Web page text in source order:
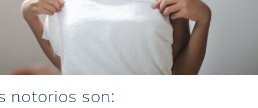
notorios son: